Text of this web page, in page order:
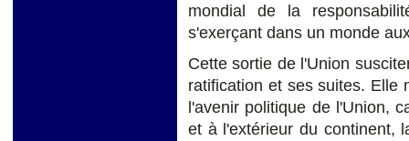
mondial de la
s'exerçant dans un monde
Cette sortie de l'Union
ratification et ses suites. Elle
l'avenir politique de l'Union,
et à l'extérieur du continent,